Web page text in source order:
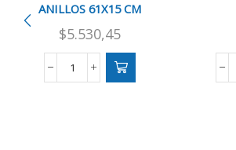
ANILLOS 61X15 CM
$5.530,45
PILETA